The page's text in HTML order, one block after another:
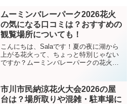
ムーミンバレーパーク2026花火
の気になる口コミは？おすすめの
観覧場所についても！
こんにちは、Salaです！夏の夜に湖から
上がる花火って、ちょっと特別じゃない
ですか？ムーミンバレーパークの花火
敵なんです。2026年も「ムーミン谷の湖
上花火大会～夏 2...
市川市民納涼花火大会2026の屋
台は？場所取りや混雑・駐車場に